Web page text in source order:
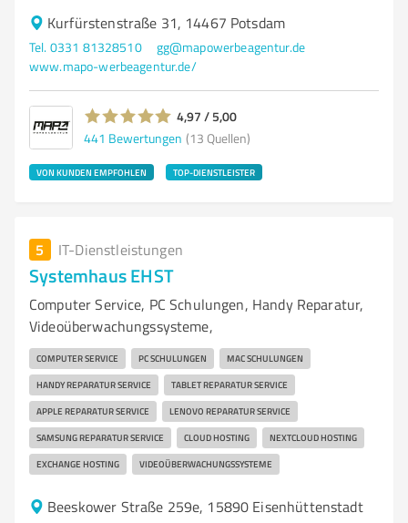
Kurfürstenstraße 31, 14467 Potsdam
Tel. 0331 81328510
gg@mapowerbeagentur.de
www.mapo-werbeagentur.de/
4,97 / 5,00
441 Bewertungen (13 Quellen)
VON KUNDEN EMPFOHLEN TOP-DIENSTLEISTER
5 IT-Dienstleistungen
Systemhaus EHST
Computer Service, PC Schulungen, Handy Reparatur,
Videoüberwachungssysteme,
COMPUTER SERVICE PC SCHULUNGEN MAC SCHULUNGEN
HANDY REPARATUR SERVICE TABLET REPARATUR SERVICE
APPLE REPARATUR SERVICE LENOVO REPARATUR SERVICE
SAMSUNG REPARATUR SERVICE CLOUD HOSTING NEXTCLOUD HOSTING
EXCHANGE HOSTING VIDEOÜBERWACHUNGSSYSTEME
Beeskower Straße 259e, 15890 Eisenhüttenstadt